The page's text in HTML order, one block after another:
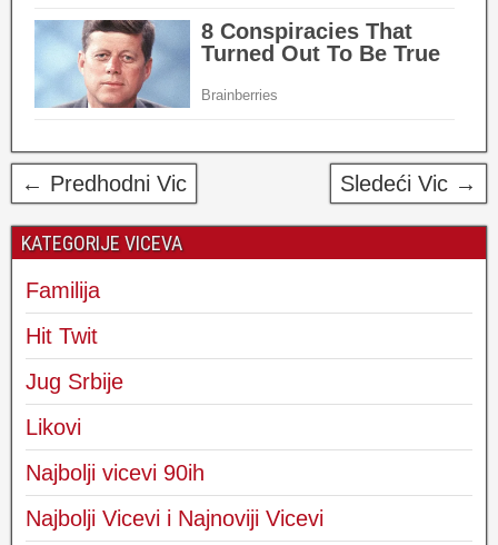
← Predhodni Vic Sledeći Vic →
KATEGORIJE VICEVA
Familija
Hit Twit
Jug Srbije
Likovi
Najbolji vicevi 90ih
Najbolji Vicevi i Najnoviji Vicevi